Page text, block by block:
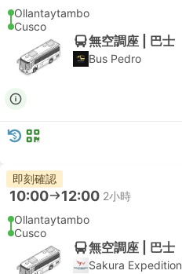
Ollantaytambo
Cusco
無空調座 | 巴士
Bus Pedro
即刻確認
10:00 12:00 2小時
Ollantaytambo
Cusco
無空調座 | 巴士
Sakura Expedition